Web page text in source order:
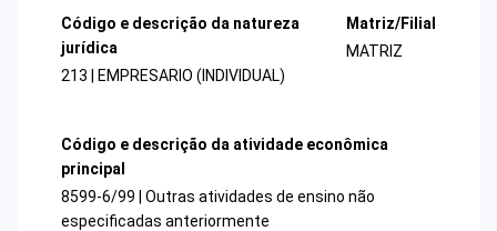
Código e descrição da natureza
jurídica
213 | EMPRESARIO (INDIVIDUAL)
Matriz/Filial
MATRIZ
Código e descrição da atividade econômica
principal
8599-6/99 | Outras atividades de ensino não
especificadas anteriormente